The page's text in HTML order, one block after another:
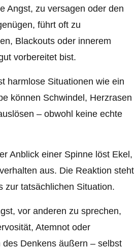
Angst, zu versagen oder den
führt oft zu
Blackouts oder innerem
vorbereitet bist.
harmlose Situationen wie ein
können Schwindel, Herzrasen
– obwohl keine echte
Anblick einer Spinne löst Ekel,
aus. Die Reaktion steht
zur tatsächlichen Situation.
vor anderen zu sprechen,
Atemnot oder
Denkens äußern – selbst